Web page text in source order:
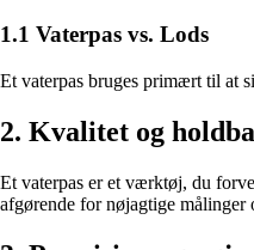
1.1 Vaterpas vs. Lods
Et vaterpas bruges primært til at
2. Kvalitet og
Et vaterpas er et værktøj, du
afgørende for nøjagtige målinger